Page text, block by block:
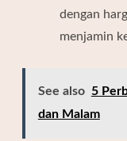
dengan
menjamin
See also 5
dan Malam